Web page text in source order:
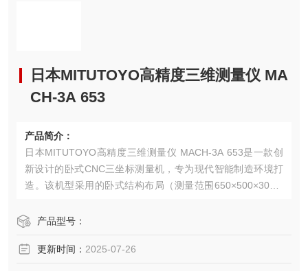
日本MITUTOYO高精度三维测量仪 MA
CH-3A 653
产品简介：
日本MITUTOYO高精度三维测量仪 MACH-3A 653是一款创
新设计的卧式CNC三坐标测量机，专为现代智能制造环境打
造。该机型采用的卧式结构布局（测量范围650×500×300m
流转。配备三丰的Hyper-Drive驱动系统，测量速度可达1000
产品型号：
更新时间： 2025-07-26